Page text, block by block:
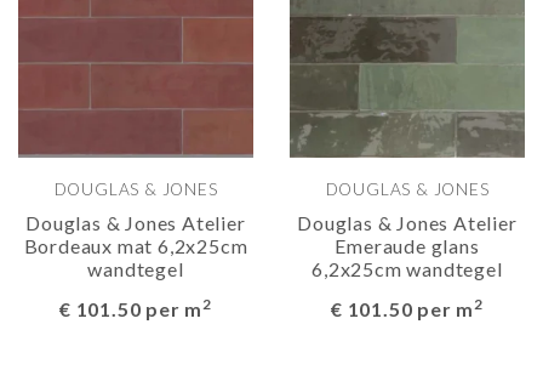
DOUGLAS & JONES
Douglas & Jones Atelier
Bordeaux mat 6,2x25cm
wandtegel
€ 101.50 per m2
DOUGLAS & JONES
Douglas & Jones Atelier
Emeraude glans
6,2x25cm wandtegel
€ 101.50 per m2